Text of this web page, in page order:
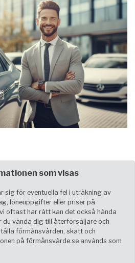
som visas
sig för eventuella fel i uträkning av
löneuppgifter eller priser på
oftast har rätt kan det också hända
du vända dig till återförsäljare och
förmånsvärden, skatt och
på förmånsvärde.se används som